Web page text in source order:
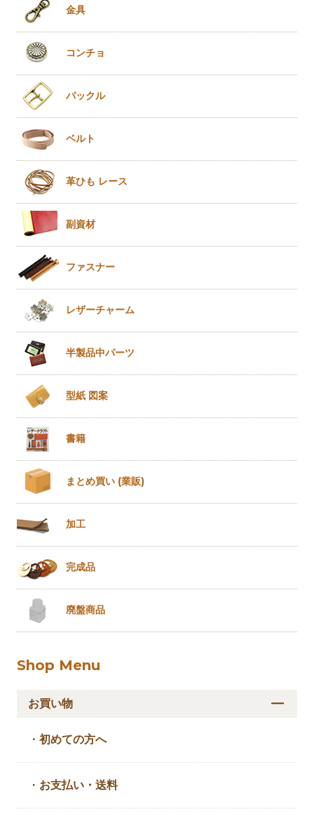
金具
コンチョ
バックル
ベルト
革ひも レース
副資材
ファスナー
レザーチャーム
半製品中パーツ
型紙 図案
書籍
まとめ買い (業販)
加工
完成品
廃盤商品
Shop Menu
お買い物
・初めての方へ
・ お支払い・送料